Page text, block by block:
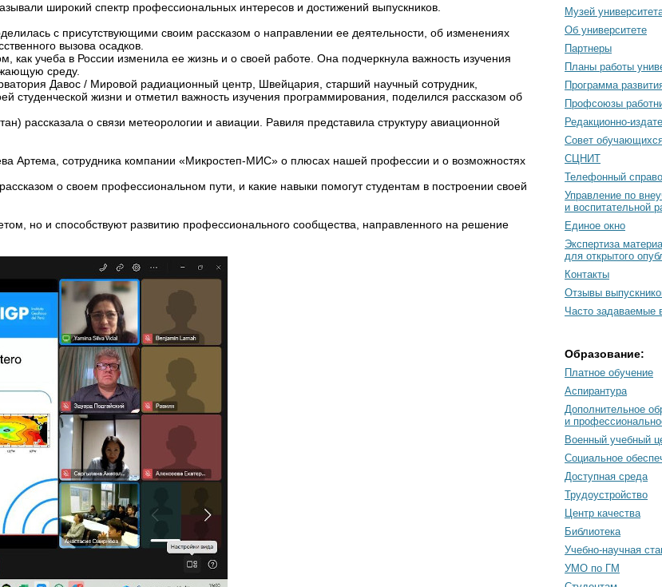
широкий спектр профессиональных интересов и достижений выпускников.
с присутствующими своим рассказом о направлении ее деятельности, об изменениях
вызова осадков.
как учеба в России изменила ее жизнь и о своей работе. Она подчеркнула важность изучения
среду.
Давос / Мировой радиационный центр, Швейцария, старший научный сотрудник,
студенческой жизни и отметил важность изучения программирования, поделился рассказом об
рассказала о связи метеорологии и авиации. Равиля представила структуру авиационной
Артема, сотрудника компании «Микростеп-МИС» о плюсах нашей профессии и о возможностях
о своем профессиональном пути, и какие навыки помогут студентам в построении своей
но и способствуют развитию профессионального сообщества, направленного на решение
Музей
Об университете
Партнеры
Планы работы
Программа
Профсоюзы
Редакционно-
Cовет
СЦНИТ
Телефонный
Управление по
и воспитательной
Единое окно
Экспертиза
для открытого
Контакты
Отзывы
Часто задаваемые
Образование:
Платное обучение
Аспирантура
Дополнительное
и
Военный учебный
Социальное
Доступная среда
Трудоустройство
Центр качества
Библиотека
Учебно-научная
УМО по ГМ